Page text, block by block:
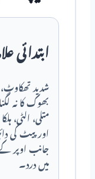
ابتدائی
شدید تھکاوٹ،
بھوک کا نہ
متلی، الٹی،
اور پیٹ کی
جانب اوپر
میں درد۔